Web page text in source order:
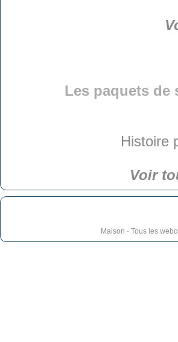
Les paquets de
Histoire
Voir
Maison - Tous les